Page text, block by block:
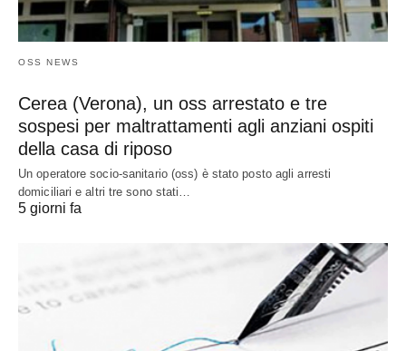
OSS NEWS
Cerea (Verona), un oss arrestato e tre
sospesi per maltrattamenti agli anziani ospiti
della casa di riposo
Un operatore socio-sanitario (oss) è stato posto agli arresti
domiciliari e altri tre sono stati…
5 giorni fa